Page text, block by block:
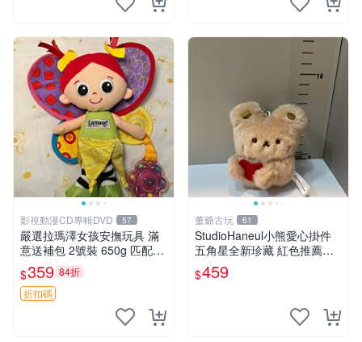
影視動漫CD專輯DVD 57
嚴選拉瑪澤女孩安撫玩具 滿
意送補包 2號裝 650g 匹配嬰
幼童舒壓好伴侶 女孩專用 安
心選擇 安撫玩偶 衝包 玩具
$359 84折
折扣碼
董爺古玩 61
StudioHaneul小熊愛心掛件
五角星全新珍藏 紅色推薦收
藏 玩具掛飾 掛件 新品
$459